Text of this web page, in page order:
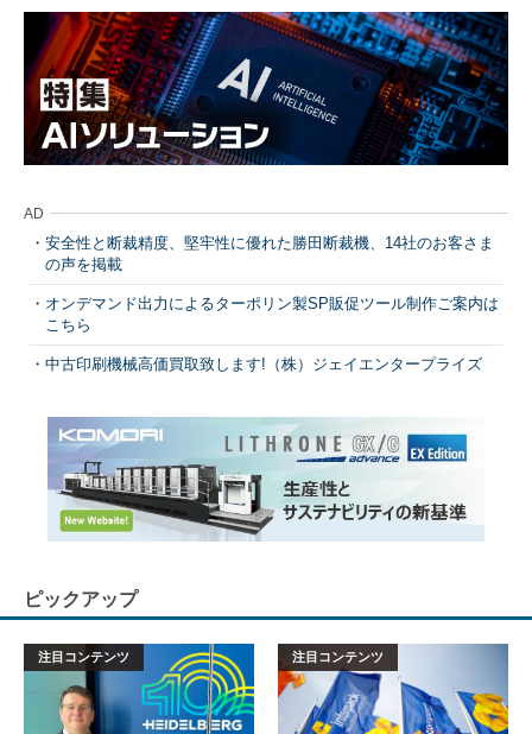
AD
安全性と断裁精度、堅牢性に優れた勝田断裁機、14社のお客さま
の声を掲載
オンデマンド出力によるターポリン製SP販促ツール制作ご案内は
こちら
中古印刷機械高価買取致します!（株）ジェイエンタープライズ
ピックアップ
注目コンテンツ 注目コンテンツ